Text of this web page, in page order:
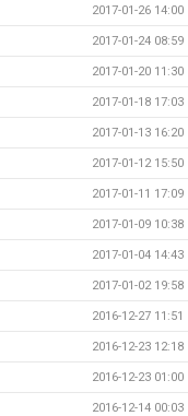
2017-01-26 14:00
2017-01-24 08:59
2017-01-20 11:30
2017-01-18 17:03
2017-01-13 16:20
2017-01-12 15:50
2017-01-11 17:09
2017-01-09 10:38
2017-01-04 14:43
2017-01-02 19:58
2016-12-27 11:51
2016-12-23 12:18
2016-12-23 01:00
2016-12-14 00:03